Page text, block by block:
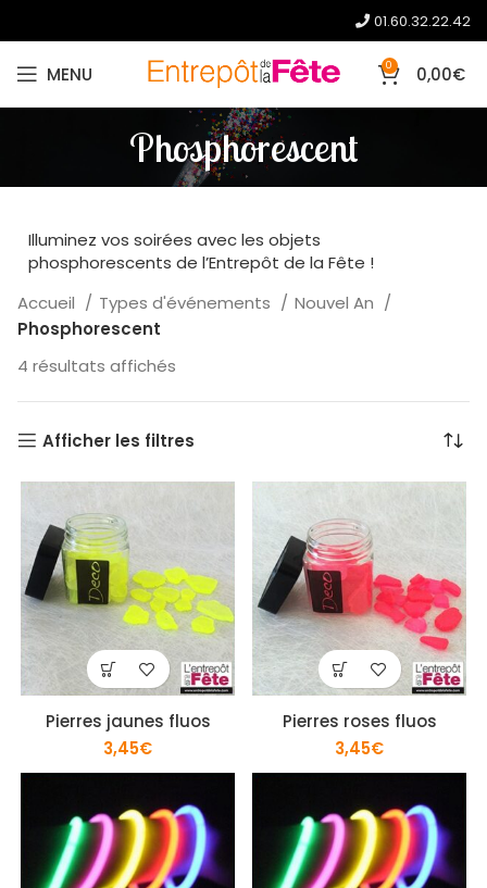
01.60.32.22.42
MENU 0 0,00€
Phosphorescent
Illuminez vos soirées avec les objets
phosphorescents de l’Entrepôt de la Fête !
Accueil
Types d'événements
Nouvel An
Phosphorescent
4 résultats affichés
Afficher les filtres
Pierres jaunes fluos
3,45€
Pierres roses fluos
3,45€